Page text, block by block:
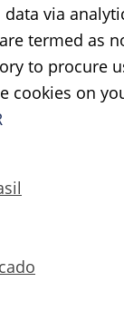
via
termed as
to procure
cookies on